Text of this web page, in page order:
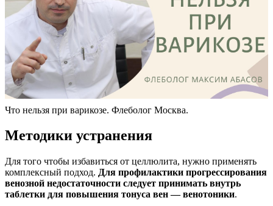
Что нельзя при варикозе. Флеболог Москва.
Методики устранения
Для того чтобы избавиться от целлюлита, нужно применять
комплексный подход. Для профилактики прогрессирования
венозной недостаточности следует принимать внутрь
таблетки для повышения тонуса вен — венотоники.